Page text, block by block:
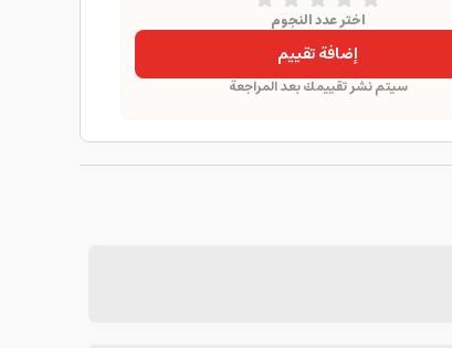
اختر عدد النجوم
إضافة تقييم
سيتم نشر تقييمك بعد المراجعة